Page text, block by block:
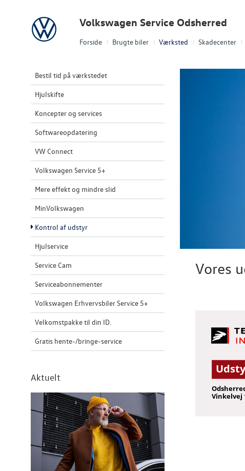
Forside Brugte biler Værksted Skadecenter
Volkswagen Volkswagen Service Odsherred
Bestil tid på værkstedet
Hjulskifte
Koncepter og services
Softwareopdatering
VW Connect
Volkswagen Service 5+
Mere effekt og mindre slid
MinVolkswagen
Kontrol af udstyr
Hjulservice
Service Cam
Serviceabonnementer
Volkswagen Erhvervsbiler Service 5+
Velkomstpakke til din ID.
Gratis hente-/bringe-service
Aktuelt
Vores